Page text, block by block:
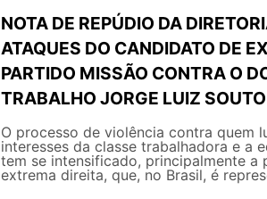
NOTA DE REPÚDIO DA
ATAQUES DO CANDIDATO DE
PARTIDO MISSÃO CONTRA O
TRABALHO JORGE LUIZ
O processo de violência contra quem
interesses da classe trabalhadora e a
tem se intensificado, principalmente a
extrema direita, que, no Brasil, é